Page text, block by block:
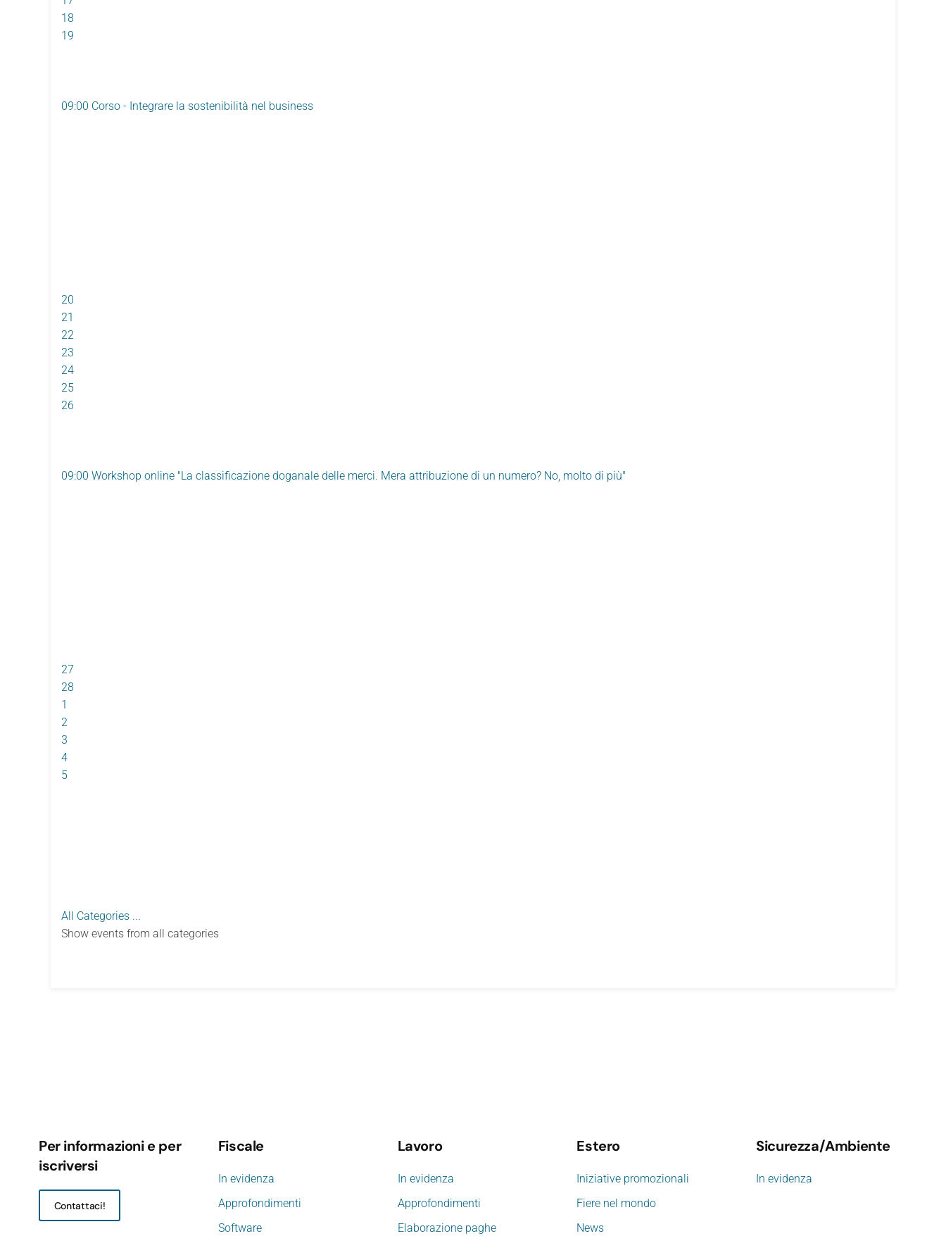
18
19
09:00 Corso - Integrare la sostenibilità nel business
20
21
22
23
24
25
26
09:00 Workshop online "La classificazione doganale delle merci. Mera attribuzione di un numero? No, molto di più"
27
28
1
2
3
4
5
All Categories ...
Show events from all categories
Per informazioni e per
iscriversi
Contattaci!
Fiscale
In evidenza
Approfondimenti
Software
Lavoro
In evidenza
Approfondimenti
Elaborazione paghe
Estero
Iniziative promozionali
Fiere nel mondo
News
Sicurezza/Ambiente
In evidenza